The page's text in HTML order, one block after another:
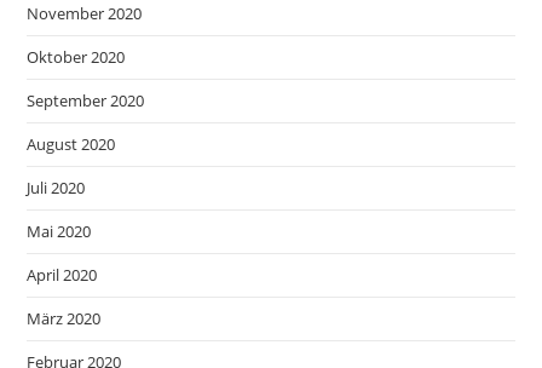
November 2020
Oktober 2020
September 2020
August 2020
Juli 2020
Mai 2020
April 2020
März 2020
Februar 2020